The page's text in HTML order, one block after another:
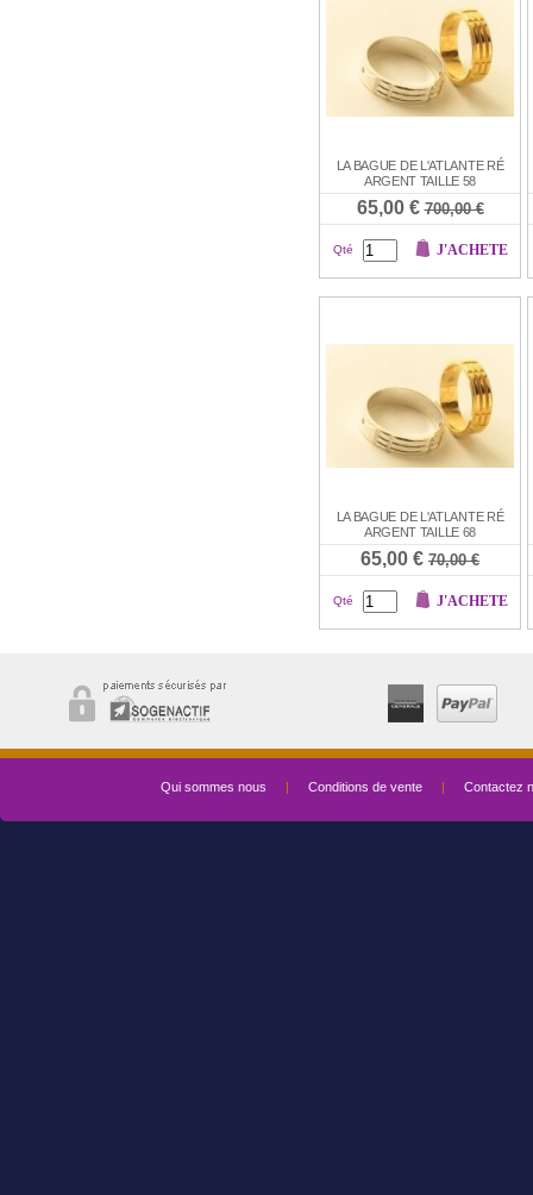
LA BAGUE DE L'ATLANTE RÉ
ARGENT TAILLE 58
65,00 €700,00 €
Qté J'ACHETE
LA BAGUE DE L'ATLANTE RÉ
ARGENT TAILLE 68
65,00 € 70,00 €
Qté J'ACHETE
Qui sommes nous | Conditions de vente | Contactez